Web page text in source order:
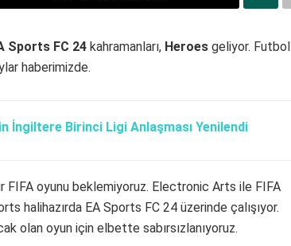
Sports FC 24 kahramanları, Heroes geliyor. Futbol
haberimizde.
İngiltere Birinci Ligi Anlaşması Yenilendi
FIFA oyunu beklemiyoruz. Electronic Arts ile FIFA
halihazırda EA Sports FC 24 üzerinde çalışıyor.
olan oyun için elbette sabırsızlanıyoruz.